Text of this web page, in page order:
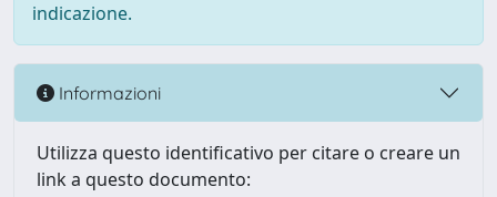
indicazione.
Informazioni
Utilizza questo identificativo per citare o creare un
link a questo documento: